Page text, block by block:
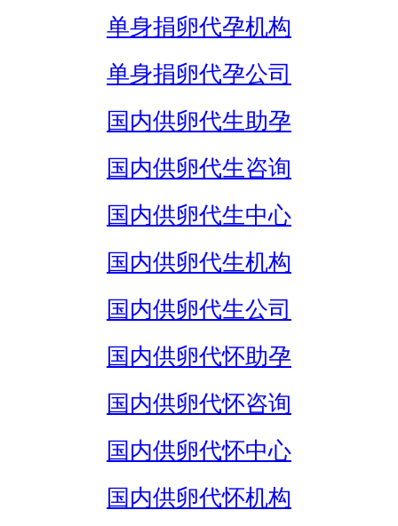
单身捐卵代孕机构
单身捐卵代孕公司
国内供卵代生助孕
国内供卵代生咨询
国内供卵代生中心
国内供卵代生机构
国内供卵代生公司
国内供卵代怀助孕
国内供卵代怀咨询
国内供卵代怀中心
国内供卵代怀机构